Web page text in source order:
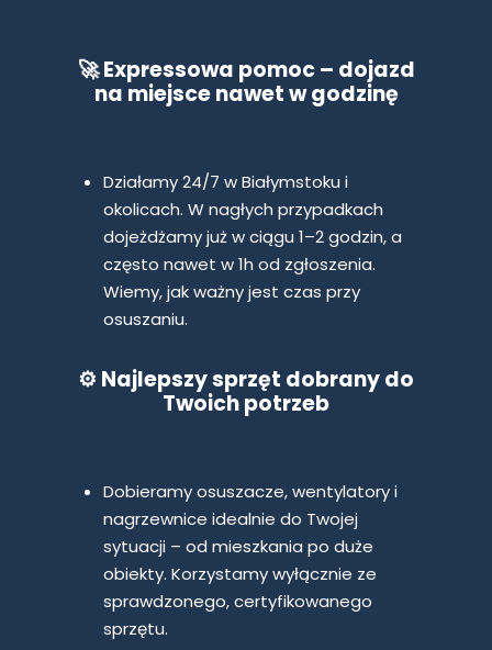
Działamy 24/7 w Białymstoku i
okolicach. W nagłych przypadkach
dojeżdżamy już w ciągu 1–2 godzin, a
często nawet w 1h od zgłoszenia.
Wiemy, jak ważny jest czas przy
osuszaniu.
🚀Expressowa pomoc – dojazd
na miejsce nawet w godzinę
Dobieramy osuszacze, wentylatory i
nagrzewnice idealnie do Twojej
sytuacji – od mieszkania po duże
obiekty. Korzystamy wyłącznie ze
sprawdzonego, certyfikowanego
sprzętu.
⚙️ Najlepszy sprzęt dobrany do
Twoich potrzeb